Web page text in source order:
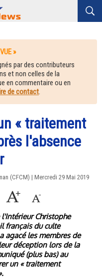
»
par des contributeurs
et non celles de la
en commentaire ou en
de contact.
« traitement
l'absence
(CFCM) | Mercredi 29 Mai 2019
Christophe
français du culte
agacé les membres de
déception lors de la
(plus bas) au
un « traitement